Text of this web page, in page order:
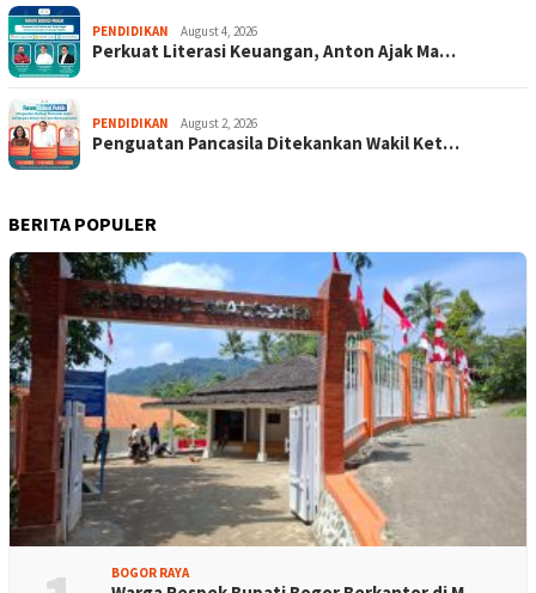
PENDIDIKAN August 4, 2026
Perkuat Literasi Keuangan, Anton Ajak Ma…
PENDIDIKAN August 2, 2026
Penguatan Pancasila Ditekankan Wakil Ket…
BERITA POPULER
BOGOR RAYA